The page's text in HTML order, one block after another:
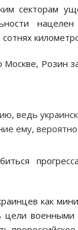
секторам
Розин
ведь
ему,
как
военными